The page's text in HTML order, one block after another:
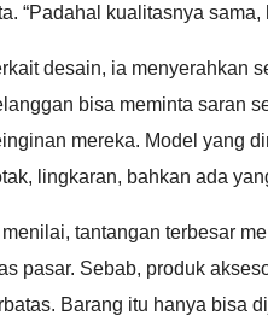
“Padahal kualitasnya
desain, ia menyerahkan
bisa meminta saran
mereka. Model yang
lingkaran, bahkan ada
tantangan terbesar
pasar. Sebab, produk
Barang itu hanya bisa